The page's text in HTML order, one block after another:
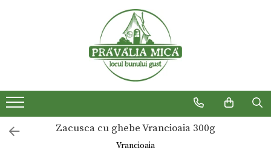
Zacusca cu ghebe Vrancioaia 300g
Vrancioaia